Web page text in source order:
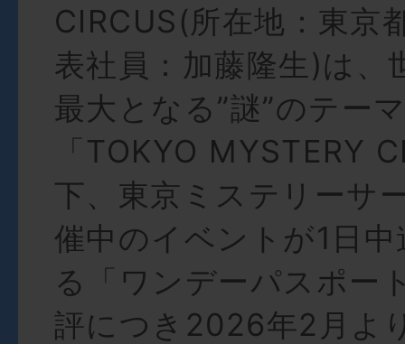
CIRCUS(所在地：東京
表社員：加藤隆生)は、
最大となる”謎”のテー
「TOKYO MYSTERY
下、東京ミステリーサ
催中のイベントが1日
る「ワンデーパスポー
評につき2026年2月よ